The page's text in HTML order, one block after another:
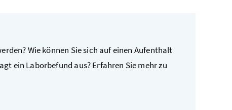
Wie können Sie sich auf einen Aufenthalt
ein Laborbefund aus? Erfahren Sie mehr zu